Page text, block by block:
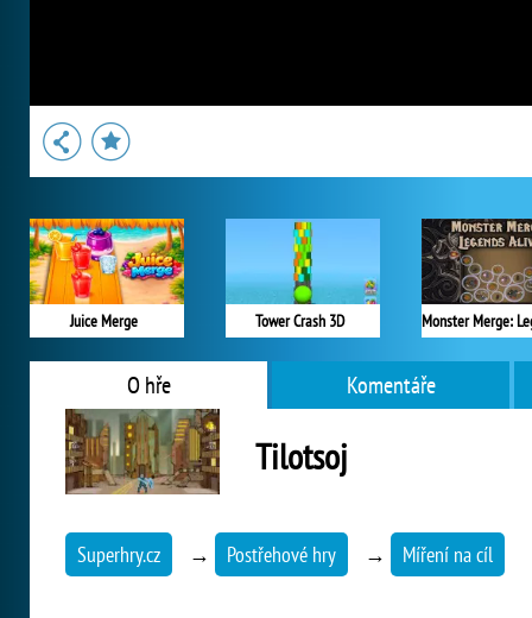
Juice Merge Tower Crash 3D
O hře Komentáře
Tilotsoj
Superhry.cz → Postřehové hry → Míření na cíl